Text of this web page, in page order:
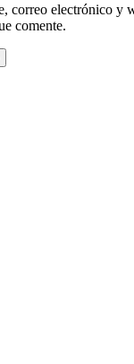
correo electrónico y
comente.